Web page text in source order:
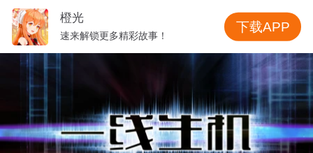
橙光
速来解锁更多精彩故事！
下载APP